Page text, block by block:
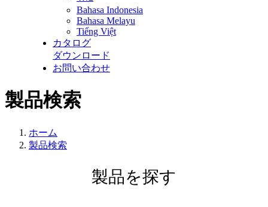
Bahasa Indonesia
Bahasa Melayu
Tiếng Việt
カタログ
ダウンロード
お問い合わせ
製品検索
ホーム
製品検索
製品を探す